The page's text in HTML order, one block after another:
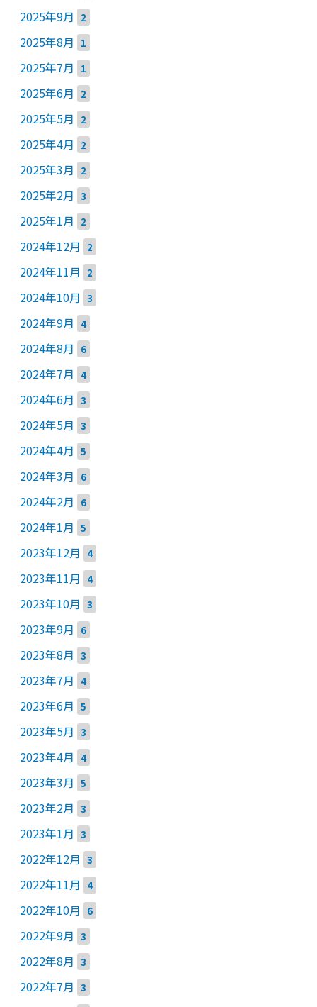
2025年9月 2
2025年8月 1
2025年7月 1
2025年6月 2
2025年5月 2
2025年4月 2
2025年3月 2
2025年2月 3
2025年1月 2
2024年12月 2
2024年11月 2
2024年10月 3
2024年9月 4
2024年8月 6
2024年7月 4
2024年6月 3
2024年5月 3
2024年4月 5
2024年3月 6
2024年2月 6
2024年1月 5
2023年12月 4
2023年11月 4
2023年10月 3
2023年9月 6
2023年8月 3
2023年7月 4
2023年6月 5
2023年5月 3
2023年4月 4
2023年3月 5
2023年2月 3
2023年1月 3
2022年12月 3
2022年11月 4
2022年10月 6
2022年9月 3
2022年8月 3
2022年7月 3